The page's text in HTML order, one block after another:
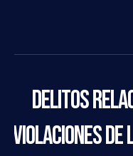
Delitos
Violaciones